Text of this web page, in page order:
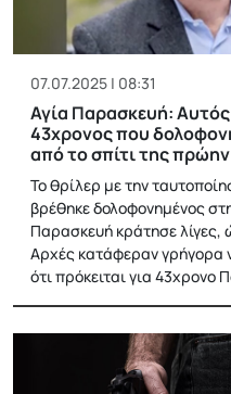
07.07.2025 | 08:31
Αγία Παρασκευή: Αυτός
43χρονος που
από το σπίτι της
Το θρίλερ με την
βρέθηκε δολοφονημένος
Παρασκευή κράτησε λίγες,
Αρχές κατάφεραν γρήγορα
ότι πρόκειται για 43χρονο